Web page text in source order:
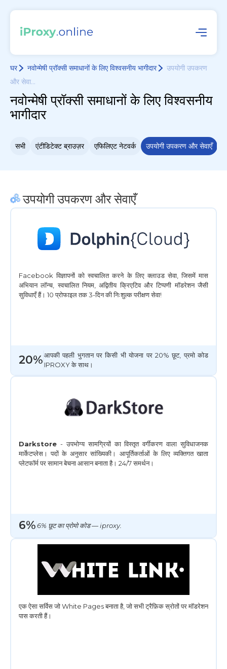
घर नवोन्मेषी प्रॉक्सी समाधानों के लिए विश्वसनीय भागीदार
उपयोगी उपकरण
और सेवा...
नवोन्मेषी प्रॉक्सी समाधानों के लिए विश्वसनीय
भागीदार
सभी एंटीडिटेक्ट ब्राउज़र एफिलिएट नेटवर्क उपयोगी उपकरण और सेवाएँ
उपयोगी उपकरण और सेवाएँ
Facebook विज्ञापनों को स्वचालित करने के लिए क्लाउड सेवा, जिसमें मास
अभियान लॉन्च, स्वचालित नियम, अद्वितीय क्रिएटिव और टिप्पणी मॉडरेशन जैसी
सुविधाएँ हैं। 10 प्रोफाइल तक 3-दिन की निःशुल्क परीक्षण सेवा!
20%आपकी पहली भुगतान पर किसी भी योजना पर 20% छूट, प्रमो कोड
IPROXY के साथ।
Darkstore - उपभोग्य सामग्रियों का विस्तृत वर्गीकरण वाला सुविधाजनक
मार्केटप्लेस। पदों के अनुसार सांख्यिकी। आपूर्तिकर्ताओं के लिए व्यक्तिगत खाता
प्लेटफॉर्म पर सामान बेचना आसान बनाता है। 24/7 समर्थन।
6%6% छूट का प्रोमो कोड — iproxy.
एक ऐसा सर्विस जो White Pages बनाता है, जो सभी ट्रैफ़िक स्रोतों पर मॉडरेशन
पास करती हैं।